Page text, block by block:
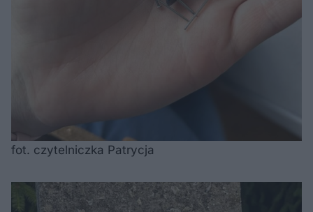
fot. czytelniczka Patrycja